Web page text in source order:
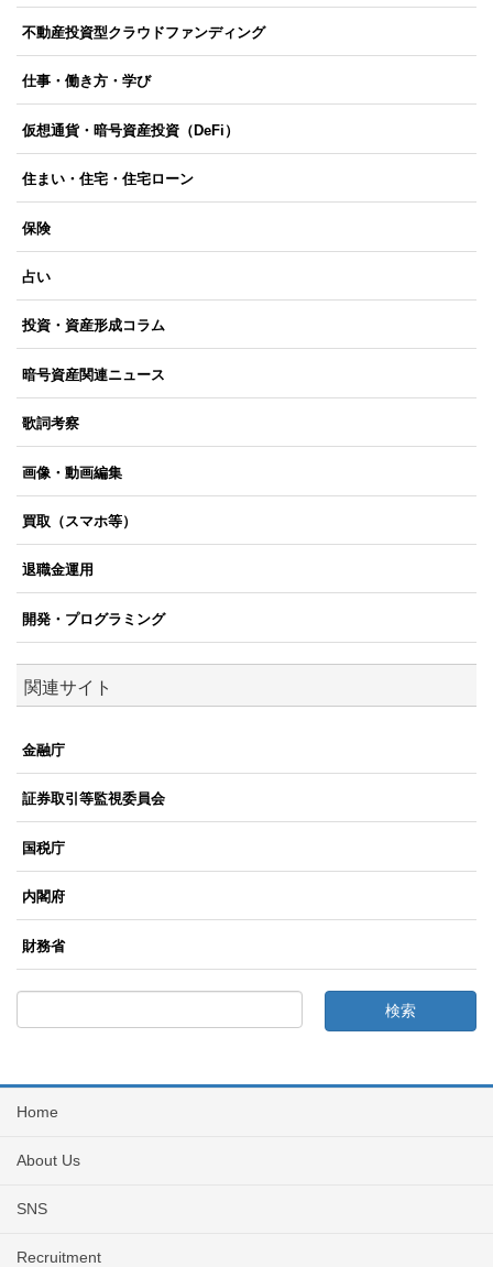
不動産投資型クラウドファンディング
仕事・働き方・学び
仮想通貨・暗号資産投資（DeFi）
住まい・住宅・住宅ローン
保険
占い
投資・資産形成コラム
暗号資産関連ニュース
歌詞考察
画像・動画編集
買取（スマホ等）
退職金運用
開発・プログラミング
関連サイト
金融庁
証券取引等監視委員会
国税庁
内閣府
財務省
Home
About Us
SNS
Recruitment